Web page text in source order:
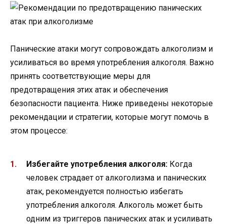
Панические атаки могут сопровождать алкоголизм и
усиливаться во время употребления алкоголя. Важно
принять соответствующие меры для
предотвращения этих атак и обеспечения
безопасности пациента. Ниже приведены некоторые
рекомендации и стратегии, которые могут помочь в
этом процессе:
Избегайте употребления алкоголя: Когда
человек страдает от алкоголизма и панических
атак, рекомендуется полностью избегать
употребления алкоголя. Алкоголь может быть
одним из триггеров панических атак и усиливать